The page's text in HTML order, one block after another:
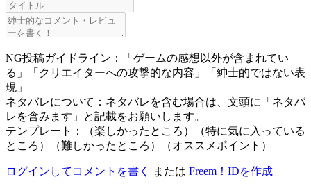
NG投稿ガイドライン：「ゲームの感想以外が含まれてい
る」「クリエイターへの攻撃的な内容」「紳士的ではない表
現」
ネタバレについて：ネタバレを含む場合は、文頭に「ネタバ
レを含みます」と記載をお願いします。
テンプレート：（楽しかったところ）（特に気に入っている
ところ）（難しかったところ）（オススメポイント）
ログインしてコメントを書く または Freem！IDを作成